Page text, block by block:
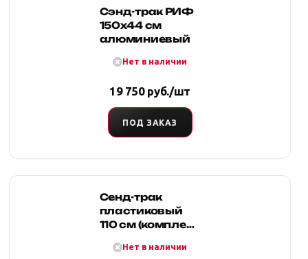
Сэнд-трак РИФ
150x44 см
алюминиевый
Нет в наличии
19 750 руб./шт
ПОД ЗАКАЗ
Сенд-трак
пластиковый
110 см (комплект
усиленный до
Нет в наличии